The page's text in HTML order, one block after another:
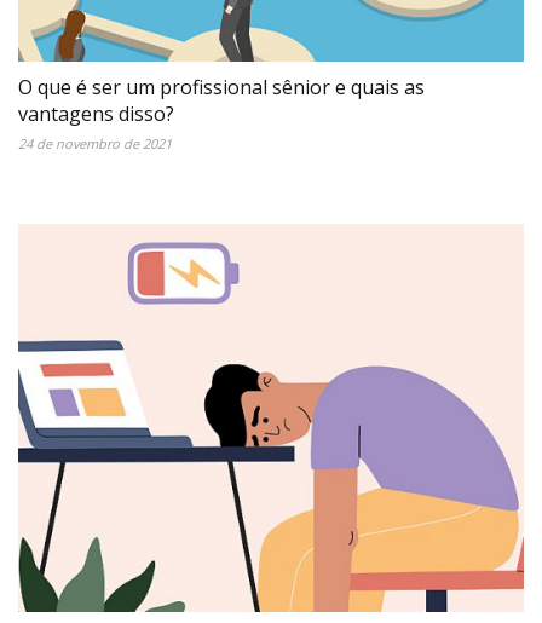
O que é ser um profissional sênior e quais as
vantagens disso?
24 de novembro de 2021